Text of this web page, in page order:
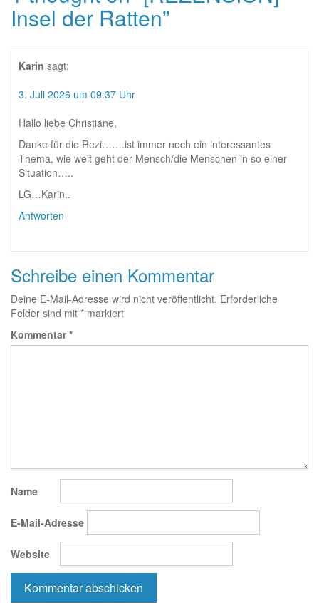
Insel der Ratten”
Karin sagt:
3. Juli 2026 um 09:37 Uhr
Hallo liebe Christiane,
Danke für die Rezi…….ist immer noch ein interessantes
Thema, wie weit geht der Mensch/die Menschen in so einer
Situation…..
LG…Karin..
Antworten
Schreibe einen Kommentar
Deine E-Mail-Adresse wird nicht veröffentlicht. Erforderliche
Felder sind mit * markiert
Kommentar*
Name
E-Mail-Adresse
Website